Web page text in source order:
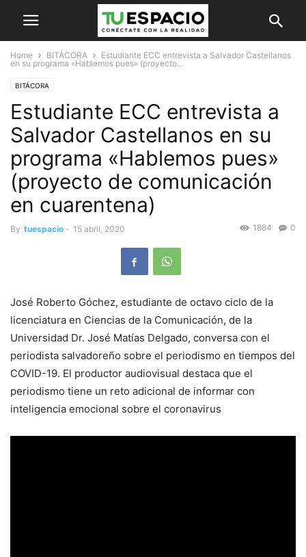
Home BITÁCORA
Estudiante ECC entrevista a Salvador Castellanos
en su programa «Hablemos pues» (proyecto...
BITÁCORA
Estudiante ECC entrevista a
Salvador Castellanos en su
programa «Hablemos pues»
(proyecto de comunicación
en cuarentena)
By tuespacio - 15 abril, 2020 0
1884
José Roberto Góchez, estudiante de octavo ciclo de la
licenciatura en Ciencias de la Comunicación, de la
Universidad Dr. José Matías Delgado, conversa con el
periodista salvadoreño sobre el periodismo en tiempos del
COVID-19. El productor audiovisual destaca que el
periodismo tiene un reto adicional de informar con
inteligencia emocional sobre el coronavirus